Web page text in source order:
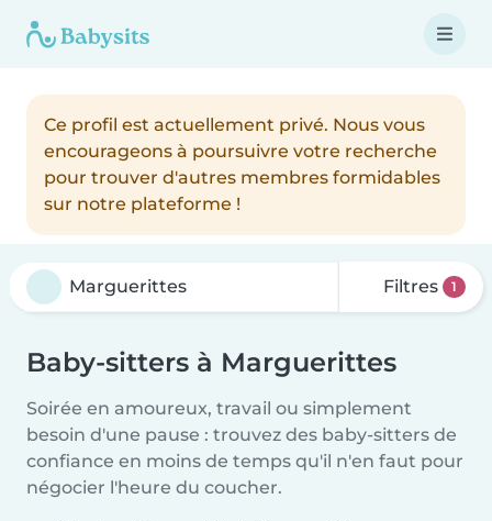
Ce profil est actuellement privé. Nous vous
encourageons à poursuivre votre recherche
pour trouver d'autres membres formidables
sur notre plateforme !
Filtres 1
Baby-sitters à Marguerittes
Soirée en amoureux, travail ou simplement
besoin d'une pause : trouvez des baby-sitters de
confiance en moins de temps qu'il n'en faut pour
négocier l'heure du coucher.